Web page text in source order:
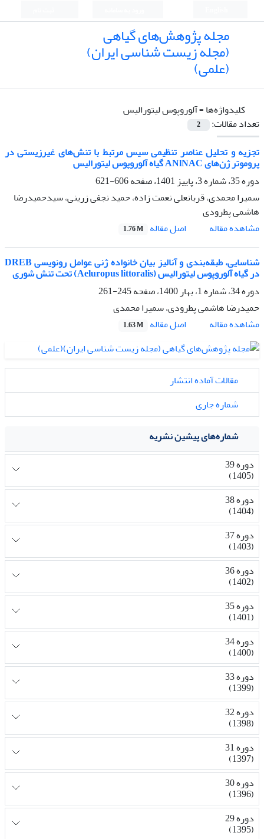
مجله پژوهش‌های گیاهی
(مجله زیست شناسی ایران)
(علمی)
کلیدواژه‌ها =آلوروپوس لیتورالیس
تعداد مقالات:
2
تجزیه و تحلیل عناصر تنظیمی سیس مرتبط با تنش‌های غیرزیستی در
پروموتر ژن‌های ANlNAC گیاه آلوروپوس لیتورالیس
دوره 35، شماره 3، پاییز 1401، صفحه
606-621
سمیرا محمدی، قربانعلی نعمت زاده، حمید نجفی زرینی، سیدحمیدرضا
هاشمی پطرودی
مشاهده مقاله
اصل مقاله 1.76 M
شناسایی، طبقه‌بندی و آنالیز بیان خانواده ژنی عوامل رونویسی DREB
در گیاه آلوروپوس لیتورالیس (Aeluropus littoralis) تحت تنش شوری
دوره 34، شماره 1، بهار 1400، صفحه
245-261
حمیدرضا هاشمی پطرودی، سمیرا محمدی
مشاهده مقاله
اصل مقاله 1.63 M
مقالات آماده انتشار
شماره جاری
شماره‌های پیشین نشریه
دوره 39
(1405)
دوره 38
(1404)
دوره 37
(1403)
دوره 36
(1402)
دوره 35
(1401)
دوره 34
(1400)
دوره 33
(1399)
دوره 32
(1398)
دوره 31
(1397)
دوره 30
(1396)
دوره 29
(1395)